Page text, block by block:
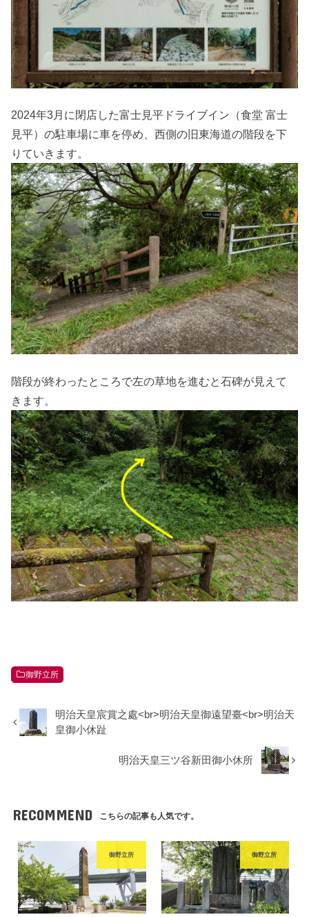
2024年3月に閉店した富士見平ドライブイン（食堂 富士
見平）の駐車場に車を停め、西側の旧東海道の階段を下
りていきます。
階段が終わったところで左の草地を進むと石碑が見えて
きます。
御野立所
明治天皇宸賞之處<br>明治天皇御遠望臺<br>明治天
皇御小休趾
明治天皇三ツ谷新田御小休所
RECOMMEND こちらの記事も人気です。
御野立所 御野立所